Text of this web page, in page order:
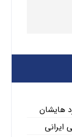
هایشان
ایرانی